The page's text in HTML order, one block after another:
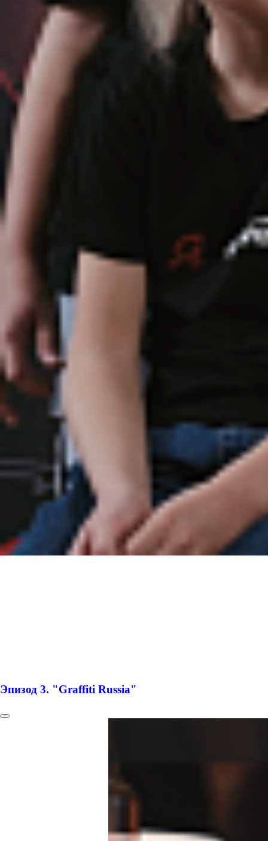
Эпизод 3. "Graffiti Russia"